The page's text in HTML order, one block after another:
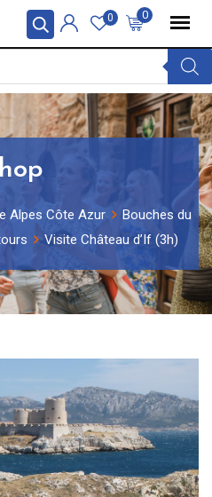
0
0
Alpes Côte Azur
Bouches du
Visite Château d’If (3h)